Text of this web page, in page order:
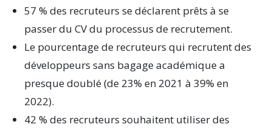
57 % des recruteurs se déclarent prêts à se
passer du CV du processus de recrutement.
Le pourcentage de recruteurs qui recrutent des
développeurs sans bagage académique a
presque doublé (de 23% en 2021 à 39% en
2022).
42 % des recruteurs souhaitent utiliser des